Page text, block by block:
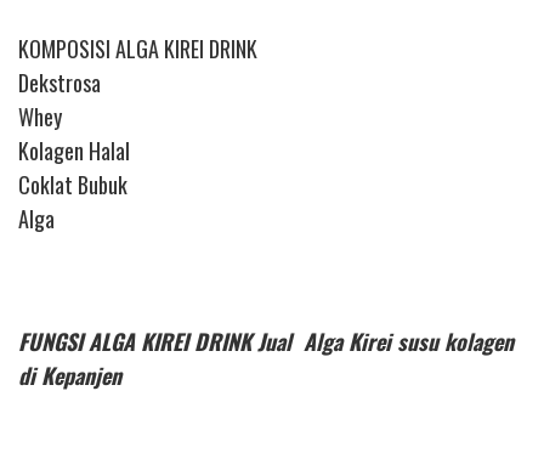
KOMPOSISI ALGA KIREI DRINK
Dekstrosa
Whey
Kolagen Halal
Coklat Bubuk
Alga
FUNGSI ALGA KIREI DRINK Jual Alga Kirei susu kolagen
di Kepanjen